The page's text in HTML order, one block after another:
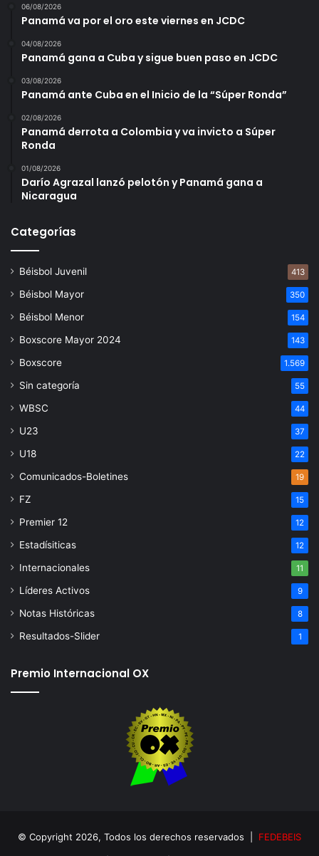
06/08/2026
Panamá va por el oro este viernes en JCDC
04/08/2026
Panamá gana a Cuba y sigue buen paso en JCDC
03/08/2026
Panamá ante Cuba en el Inicio de la “Súper Ronda”
02/08/2026
Panamá derrota a Colombia y va invicto a Súper
Ronda
01/08/2026
Darío Agrazal lanzó pelotón y Panamá gana a
Nicaragua
Categorías
Béisbol Juvenil 413
Béisbol Mayor 350
Béisbol Menor 154
Boxscore Mayor 2024 143
Boxscore 1.569
Sin categoría 55
WBSC 44
U23 37
U18 22
Comunicados-Boletines 19
FZ 15
Premier 12 12
Estadísiticas 12
Internacionales 11
Líderes Activos 9
Notas Históricas 8
Resultados-Slider 1
Premio Internacional OX
© Copyright 2026, Todos los derechos reservados | FEDEBEIS